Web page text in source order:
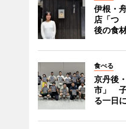
伊根・
店「つ
後の食
食べる
京丹後
市」 子
る一日に